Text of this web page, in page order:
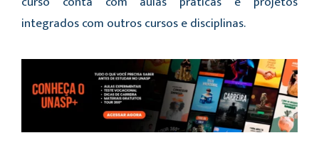
integrados com outros cursos e disciplinas.